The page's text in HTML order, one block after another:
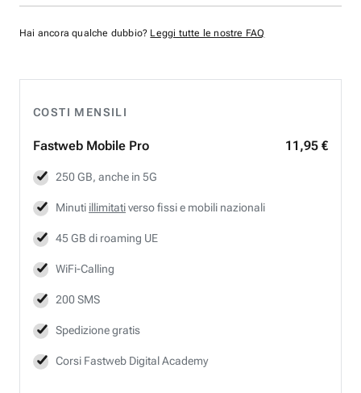
COSTI MENSILI
Fastweb Mobile Pro 11,95 €
250 GB, anche in 5G
Minuti illimitativerso fissi e mobili nazionali
45 GB di roaming UE
WiFi-Calling
200 SMS
Spedizione gratis
Corsi Fastweb Digital Academy
Hai ancora qualche dubbio? Leggi tutte le nostre FAQ